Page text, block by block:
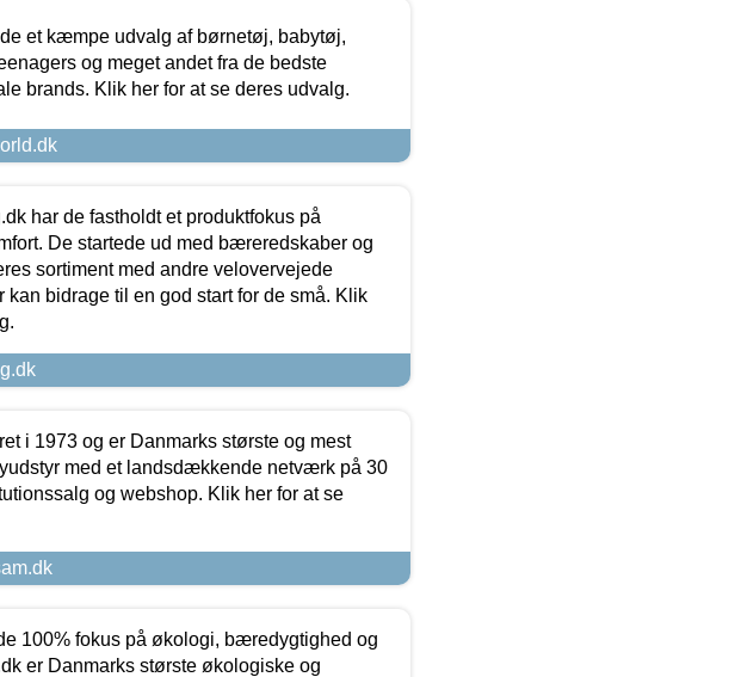
et kæmpe udvalg af børnetøj, babytøj,
og meget andet fra de bedste
brands. Klik her for at se deres udvalg.
har de fastholdt et produktfokus på
De startede ud med bæreredskaber og
sortiment med andre velovervejede
kan bidrage til en god start for de små. Klik
i 1973 og er Danmarks største og mest
med et landsdækkende netværk på 30
og webshop. Klik her for at se
100% fokus på økologi, bæredygtighed og
er Danmarks største økologiske og